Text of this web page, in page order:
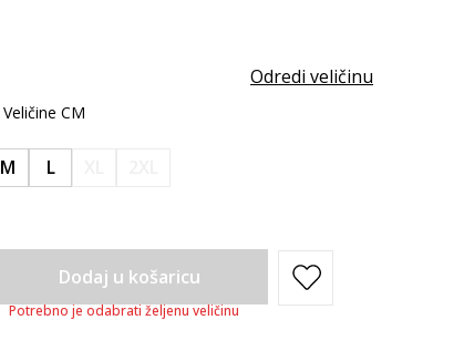
Odredi veličinu
Veličine CM
M L
Dodaj u košaricu
Potrebno je odabrati željenu veličinu